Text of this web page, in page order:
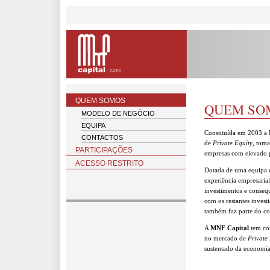
QUEM SOMOS
MODELO DE NEGÓCIO
EQUIPA
CONTACTOS
PARTICIPAÇÕES
ACESSO RESTRITO
QUEM
Constituída em 2003 a
de Private Equity,
empresas com
Dotada de uma equipa
experiência
investimentos e
com os restantes
também faz parte do
A MNF Capital tem
no mercado de Private
sustentado da